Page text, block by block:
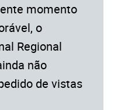
momento
o
Regional
não
de vistas